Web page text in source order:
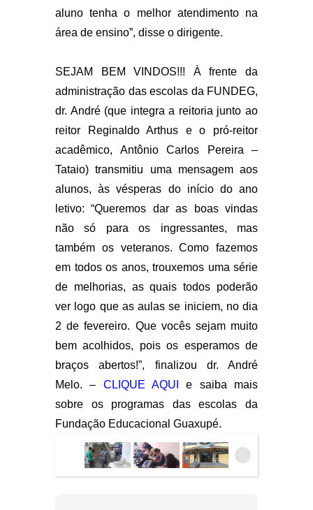
aluno tenha o melhor atendimento na
área de ensino”, disse o dirigente.
SEJAM BEM VINDOS!!! À frente da
administração das escolas da FUNDEG,
dr. André (que integra a reitoria junto ao
reitor Reginaldo Arthus e o pró-reitor
acadêmico, Antônio Carlos Pereira –
Tataio) transmitiu uma mensagem aos
alunos, às vésperas do início do ano
letivo: “Queremos dar as boas vindas
não só para os ingressantes, mas
também os veteranos. Como fazemos
em todos os anos, trouxemos uma série
de melhorias, as quais todos poderão
ver logo que as aulas se iniciem, no dia
2 de fevereiro. Que vocês sejam muito
bem acolhidos, pois os esperamos de
braços abertos!”, finalizou dr. André
Melo. – CLIQUE AQUI
e saiba mais
sobre os programas das escolas da
Fundação Educacional Guaxupé.